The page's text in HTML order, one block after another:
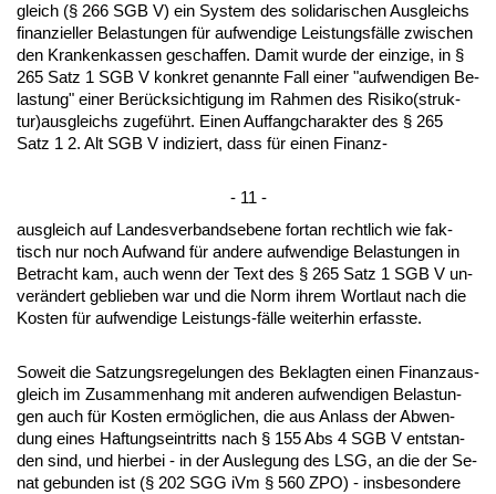
gleich (§ 266 SGB V) ein Sys­tem des so­li­da­ri­schen Aus­gleichs
fi­nan­zi­el­ler Be­las­tun­gen für auf­wen­di­ge Leis­tungsfälle zwi­schen
den Kran­ken­kas­sen ge­schaf­fen. Da­mit wur­de der ein­zi­ge, in §
265 Satz 1 SGB V kon­kret ge­nann­te Fall ei­ner "auf­wen­di­gen Be­
las­tung" ei­ner Berück­sich­ti­gung im Rah­men des Ri­si­ko(struk­
tur)aus­gleichs zu­geführt. Ei­nen Auf­fang­cha­rak­ter des § 265
Satz 1 2. Alt SGB V in­di­ziert, dass für ei­nen Fi­nanz-
- 11 -
aus­gleich auf Lan­des­ver­bands­ebe­ne fort­an recht­lich wie fak­
tisch nur noch Auf­wand für an­de­re auf­wen­di­ge Be­las­tun­gen in
Be­tracht kam, auch wenn der Text des § 265 Satz 1 SGB V un­
verändert ge­blie­ben war und die Norm ih­rem Wort­laut nach die
Kos­ten für auf­wen­di­ge Leis­tungs-fälle wei­ter­hin er­fass­te.
So­weit die Sat­zungs­re­ge­lun­gen des Be­klag­ten ei­nen Fi­nanz­aus­
gleich im Zu­sam­men­hang mit an­de­ren auf­wen­di­gen Be­las­tun­
gen auch für Kos­ten ermögli­chen, die aus An­lass der Ab­wen­
dung ei­nes Haf­tungs­ein­tritts nach § 155 Abs 4 SGB V ent­stan­
den sind, und hier­bei - in der Aus­le­gung des LSG, an die der Se­
nat ge­bun­den ist (§ 202 SGG iVm § 560 ZPO) - ins­be­son­de­re